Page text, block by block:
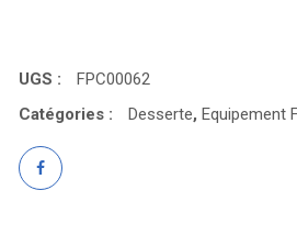
UGS :
FPC00062
Catégories :
Desserte, Equipement